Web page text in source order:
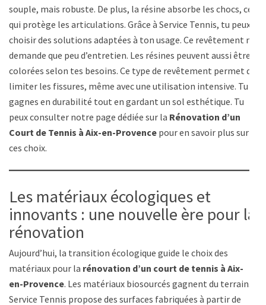
souple, mais robuste. De plus, la résine absorbe les chocs, ce
qui protège les articulations. Grâce à Service Tennis, tu peux
choisir des solutions adaptées à ton usage. Ce revêtement ne
demande que peu d’entretien. Les résines peuvent aussi être
colorées selon tes besoins. Ce type de revêtement permet de
limiter les fissures, même avec une utilisation intensive. Tu
gagnes en durabilité tout en gardant un sol esthétique. Tu
peux consulter notre page dédiée sur la Rénovation d’un
Court de Tennis à Aix-en-Provence pour en savoir plus sur
ces choix.
Les matériaux écologiques et
innovants : une nouvelle ère pour la
rénovation
Aujourd’hui, la transition écologique guide le choix des
matériaux pour la rénovation d’un court de tennis à Aix-
en-Provence. Les matériaux biosourcés gagnent du terrain.
Service Tennis propose des surfaces fabriquées à partir de